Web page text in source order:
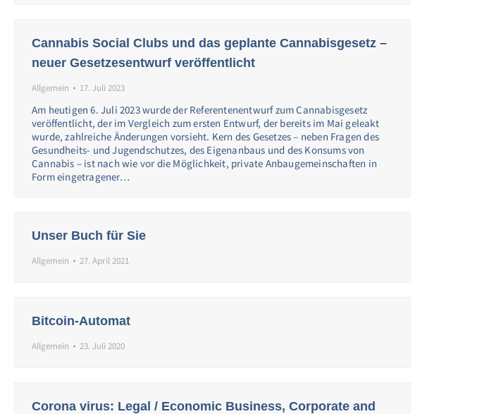
Cannabis Social Clubs und das geplante Cannabisgesetz –
neuer Gesetzesentwurf veröffentlicht
Allgemein 17. Juli 2023
Am heutigen 6. Juli 2023 wurde der Referentenentwurf zum Cannabisgesetz
veröffentlicht, der im Vergleich zum ersten Entwurf, der bereits im Mai geleakt
wurde, zahlreiche Änderungen vorsieht. Kern des Gesetzes – neben Fragen des
Gesundheits- und Jugendschutzes, des Eigenanbaus und des Konsums von
Cannabis – ist nach wie vor die Möglichkeit, private Anbaugemeinschaften in
Form eingetragener…
Unser Buch für Sie
Allgemein 27. April 2021
Bitcoin-Automat
Allgemein 23. Juli 2020
Corona virus: Legal / Economic Business, Corporate and